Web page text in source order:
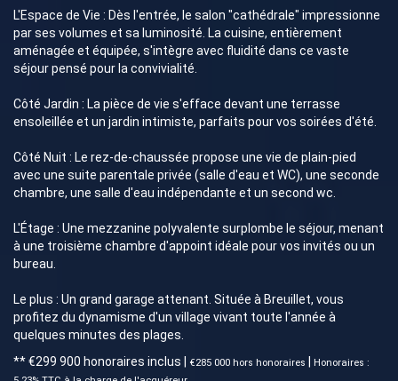
L'Espace de Vie : Dès l'entrée, le salon "cathédrale" impressionne
par ses volumes et sa luminosité. La cuisine, entièrement
aménagée et équipée, s'intègre avec fluidité dans ce vaste
séjour pensé pour la convivialité.
Côté Jardin : La pièce de vie s'efface devant une terrasse
ensoleillée et un jardin intimiste, parfaits pour vos soirées d'été.
Côté Nuit : Le rez-de-chaussée propose une vie de plain-pied
avec une suite parentale privée (salle d'eau et WC), une seconde
chambre, une salle d'eau indépendante et un second wc.
L'Étage : Une mezzanine polyvalente surplombe le séjour, menant
à une troisième chambre d'appoint idéale pour vos invités ou un
bureau.
Le plus : Un grand garage attenant. Située à Breuillet, vous
profitez du dynamisme d'un village vivant toute l'année à
quelques minutes des plages.
** €299 900 honoraires inclus €285 000 hors honoraires
Honoraires :